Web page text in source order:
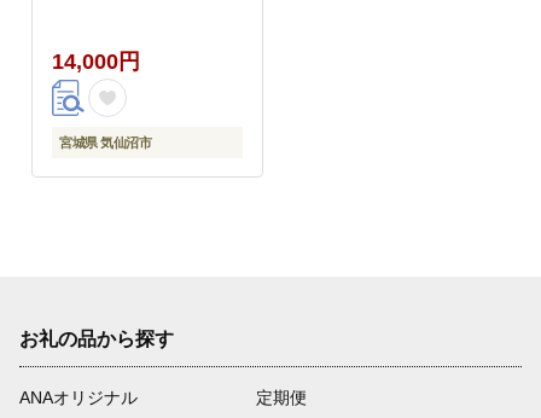
け 家庭用
14,000円
宮城県 気仙沼市
お礼の品から探す
ANAオリジナル
定期便